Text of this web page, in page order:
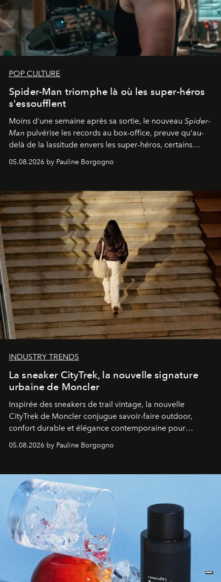
POP CULTURE
Spider-Man triomphe là où les super-héros
s'essoufflent
Moins d'une semaine après sa sortie, le nouveau Spider-
Man pulvérise les records au box-office, preuve qu'au-
delà de la lassitude envers les super-héros, certains
05.08.2026 by Pauline Borgogno
INDUSTRY TRENDS
La sneaker CityTrek, la nouvelle signature
urbaine de Moncler
Inspirée des sneakers de trail vintage, la nouvelle
CityTrek de Moncler conjugue savoir-faire outdoor,
confort durable et élégance contemporaine pour
05.08.2026 by Pauline Borgogno